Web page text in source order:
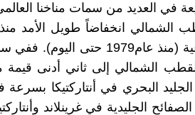
في العديد من سمات مناخنا
الشمالي انخفاضاً طويل الأمد
الشمالي إلى ثاني أدنى
البحري في أنتاركتيكا
التي أعقبت عام 2015. إن الصفائح الجليدية في غرينلاند